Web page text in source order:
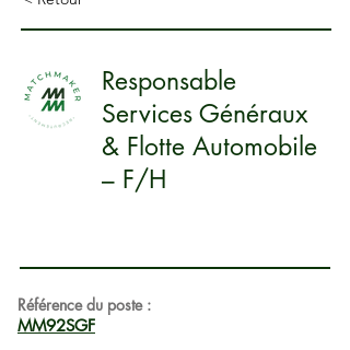
Responsable
Services Généraux
& Flotte Automobile
– F/H
Référence du poste :
MM92SGF